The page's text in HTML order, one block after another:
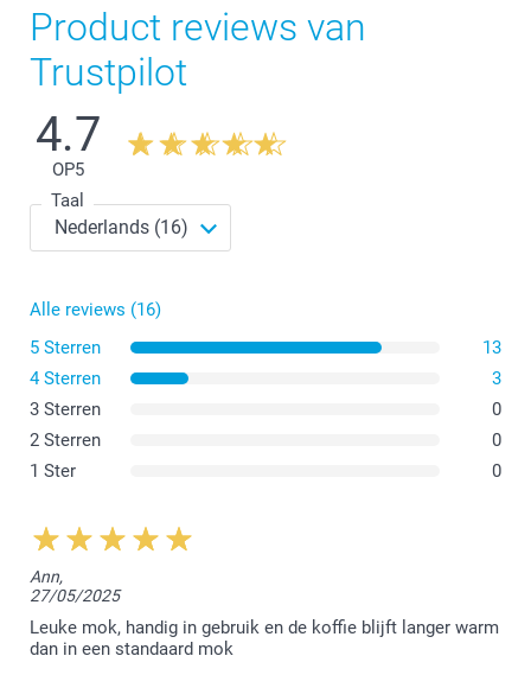
Product reviews van
Trustpilot
4.7
OP5
Taal
Alle reviews (16)
5 Sterren
13
4 Sterren
3
3 Sterren
0
2 Sterren
0
1 Ster
0
Ann,
27/05/2025
Leuke mok, handig in gebruik en de koffie blijft langer warm
dan in een standaard mok